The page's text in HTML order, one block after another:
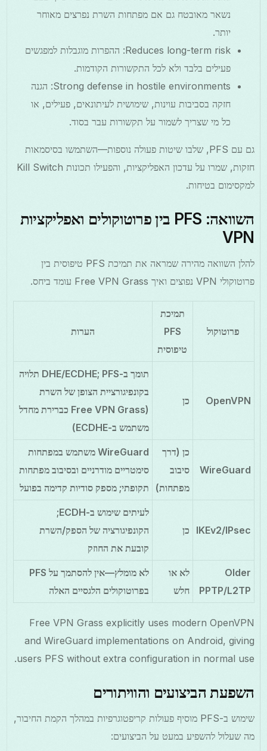
נשאר מאובטח גם אם מפתחות השרת נפרצים מאוחר
יותר.
Reduces long-term risk: ההפרות מוגבלות למפגשים
פעילים בלבד ולא לכל התקשורות הקודמות.
Strong defense in hostile environments: הגנה
חזקה בסביבות עוינות, שימושית לעיתונאים, פעילים, או
כל מי שצריך לשמור על תקשורות עבר בסוד.
גם עם PFS, שלבו שיטות פעולה נוספות—השתמשו בסיסמאות
חזקות, שמרו על עדכון האפליקציות, והפעילו תכונות Kill Switch
למקסימום בטיחות.
השוואה: PFS בין פרוטוקולים ואפליקציות
VPN
להלן השוואה מהירה שמראה את תמיכת PFS טיפוסית בין
פרוטוקולי VPN נפוצים ואיך Free VPN Grass עומד ביחס.
פרוטוקול
תמיכת
PFS
טיפוסית
הערות
OpenVPN כן
תומך ב-DHE/ECDHE; PFS תלויה
בקונפיגורציית הצופן של השרת
(Free VPN Grass כברירת מחדל
משתמש ב-ECDHE)
WireGuard
כן (דרך
סיבוב
מפתחות)
WireGuard משתמש במפתחות
סימטריים מודרניים ובסיבוב מפתחות
תקופתי; מספק סודיות קדימה בפועל
IKEv2/IPsec כן
לעיתים שימוש ב-ECDH;
הקונפיגורציה של הספק/השרת
קובעת את החוזק
Older
PPTP/L2TP
לא או
חלש
לא מומלץ—אין להסתמך על PFS
בפרוטוקולים הלגסיים האלה
Free VPN Grass explicitly uses modern OpenVPN
and WireGuard implementations on Android, giving
users PFS without extra configuration in normal use.
השפעת הביצועים והוויתורים
שימוש ב-PFS מוסיף פעולות קריפטוגרפיות במהלך הקמת החיבור,
מה שעלול להשפיע במעט על הביצועים: